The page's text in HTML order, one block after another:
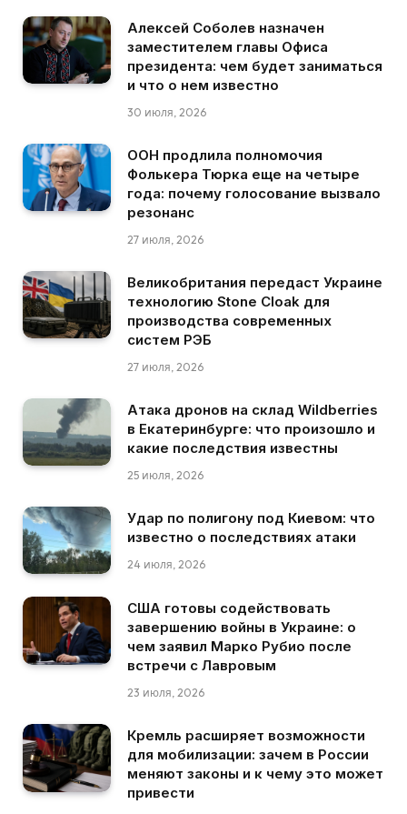
Алексей Соболев назначен
заместителем главы Офиса
президента: чем будет заниматься
и что о нем известно
30 июля, 2026
ООН продлила полномочия
Фолькера Тюрка еще на четыре
года: почему голосование вызвало
резонанс
27 июля, 2026
Великобритания передаст Украине
технологию Stone Cloak для
производства современных
систем РЭБ
27 июля, 2026
Атака дронов на склад Wildberries
в Екатеринбурге: что произошло и
какие последствия известны
25 июля, 2026
Удар по полигону под Киевом: что
известно о последствиях атаки
24 июля, 2026
США готовы содействовать
завершению войны в Украине: о
чем заявил Марко Рубио после
встречи с Лавровым
23 июля, 2026
Кремль расширяет возможности
для мобилизации: зачем в России
меняют законы и к чему это может
привести